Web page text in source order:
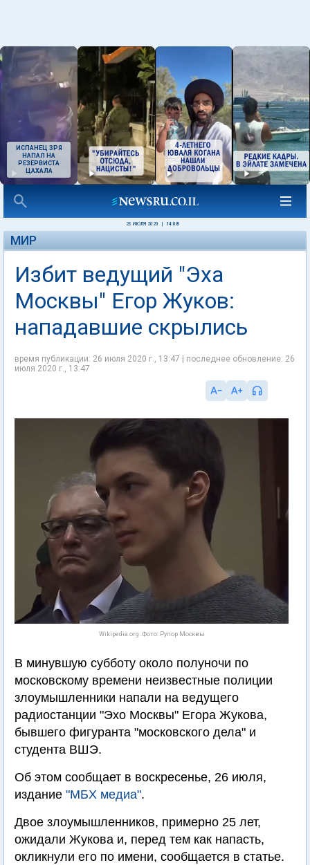
ИСПАНЕЦ ЗРЯ
НАПАЛ НА
РЕЗЕРВИСТА
ЦАХАЛА
26 ИЮЛЯ 2020 14:08
МИР
Избит ведущий "Эха
Москвы" Егор Жуков:
нападавшие скрылись
время публикации: 26 июля 2020 г., 13:47 | последнее обновление: 26
июля 2020 г., 13:47
Wikipedia.org. Фото: Рупор Москвы
В минувшую субботу около полуночи по
московскому времени неизвестные полиции
злоумышленники напали на ведущего
радиостанции "Эхо Москвы" Егора Жукова,
бывшего фигуранта "московского дела" и
студента ВШЭ.
Об этом сообщает в воскресенье, 26 июля,
издание "МБХ медиа".
Двое злоумышленников, примерно 25 лет,
ожидали Жукова и, перед тем как напасть,
окликнули его по имени, сообщается в статье.